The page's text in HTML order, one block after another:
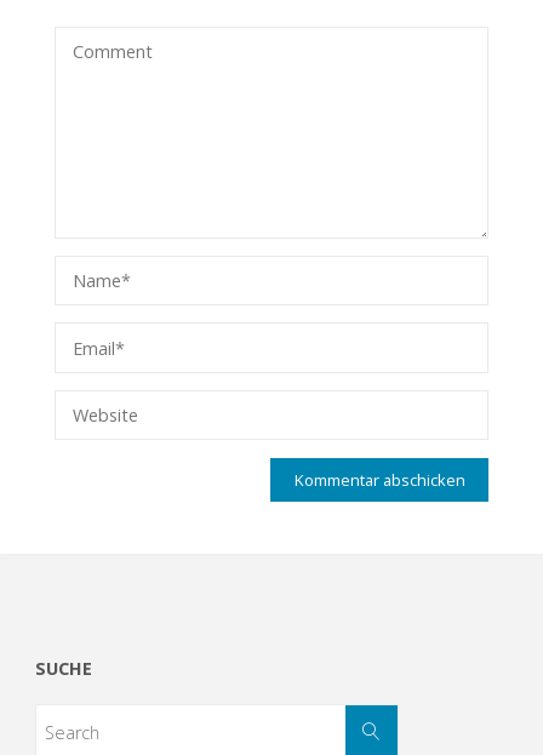
SUCHE